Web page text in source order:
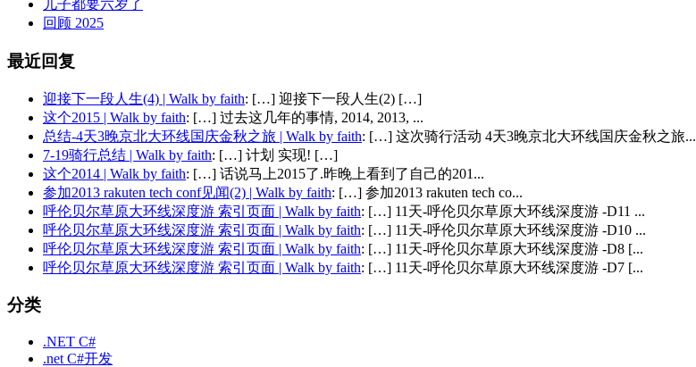
儿子都要六岁了
回顾 2025
最近回复
迎接下一段人生(4) | Walk by faith: […] 迎接下一段人生(2) […]
这个2015 | Walk by faith: […] 过去这几年的事情, 2014, 2013, ...
总结-4天3晚京北大环线国庆金秋之旅 | Walk by faith: […] 这次骑行活动 4天3晚京北大环线国庆金秋之旅...
7-19骑行总结 | Walk by faith: […] 计划 实现! […]
这个2014 | Walk by faith: […] 话说马上2015了.昨晚上看到了自己的201...
参加2013 rakuten tech conf见闻(2) | Walk by faith: […] 参加2013 rakuten tech co...
呼伦贝尔草原大环线深度游 索引页面 | Walk by faith: […] 11天-呼伦贝尔草原大环线深度游 -D11 ...
呼伦贝尔草原大环线深度游 索引页面 | Walk by faith: […] 11天-呼伦贝尔草原大环线深度游 -D10 ...
呼伦贝尔草原大环线深度游 索引页面 | Walk by faith: […] 11天-呼伦贝尔草原大环线深度游 -D8 [...
呼伦贝尔草原大环线深度游 索引页面 | Walk by faith: […] 11天-呼伦贝尔草原大环线深度游 -D7 [...
分类
.NET C#
.net C#开发